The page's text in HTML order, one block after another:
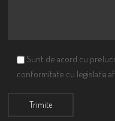
Sunt de acord cu
conformitate cu legislatia